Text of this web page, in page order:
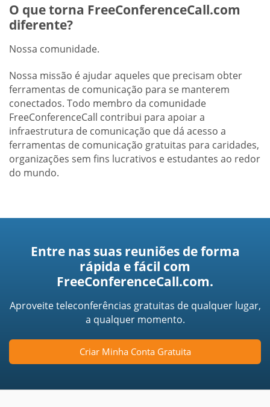
O que torna FreeConferenceCall.com
diferente?
Nossa comunidade.
Nossa missão é ajudar aqueles que precisam obter
ferramentas de comunicação para se manterem
conectados. Todo membro da comunidade
FreeConferenceCall contribui para apoiar a
infraestrutura de comunicação que dá acesso a
ferramentas de comunicação gratuitas para caridades,
organizações sem fins lucrativos e estudantes ao redor
do mundo.
Entre nas suas reuniões de forma
rápida e fácil com
FreeConferenceCall.com.
Aproveite teleconferências gratuitas de qualquer lugar,
a qualquer momento.
Criar Minha Conta Gratuita